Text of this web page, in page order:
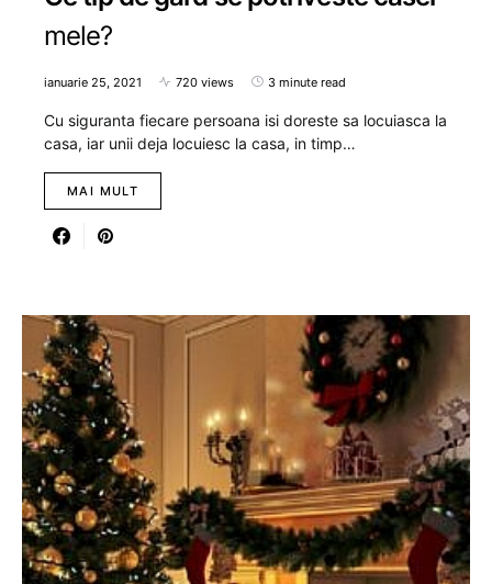
mele?
ianuarie 25, 2021 720 views 3 minute read
Cu siguranta fiecare persoana isi doreste sa locuiasca la
casa, iar unii deja locuiesc la casa, in timp…
MAI MULT